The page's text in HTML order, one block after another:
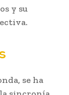
y su
se ha